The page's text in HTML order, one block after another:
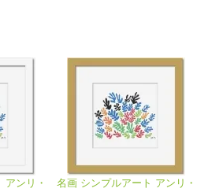
ンリ・
名画 シンプルアート アンリ・